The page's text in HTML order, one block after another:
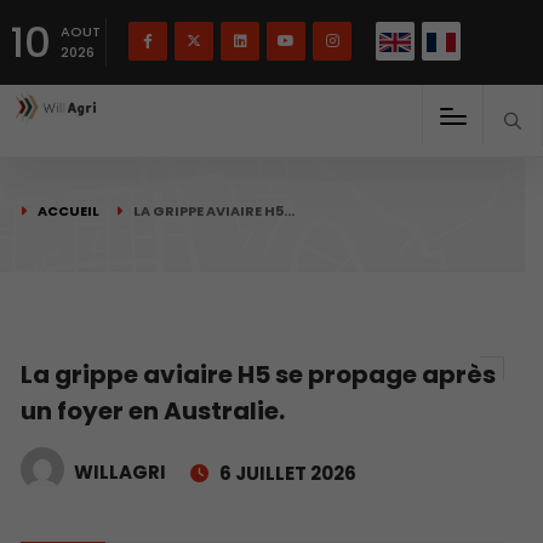
10
AOUT
2026
ACCUEIL LA GRIPPE AVIAIRE H5…
La grippe aviaire H5 se propage après
un foyer en Australie.
WILLAGRI 6 JUILLET 2026
Français English(English)